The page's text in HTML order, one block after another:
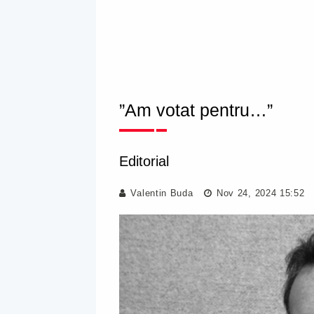
”Am votat pentru…”
Editorial
Valentin Buda Nov 24, 2024 15:52